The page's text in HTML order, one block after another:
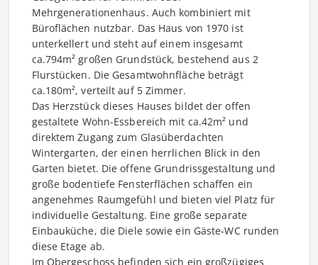
Mehrgenerationenhaus. Auch kombiniert mit
Büroflächen nutzbar. Das Haus von 1970 ist
unterkellert und steht auf einem insgesamt
ca.794m² großen Grundstück, bestehend aus 2
Flurstücken. Die Gesamtwohnfläche beträgt
ca.180m², verteilt auf 5 Zimmer.
Das Herzstück dieses Hauses bildet der offen
gestaltete Wohn-Essbereich mit ca.42m² und
direktem Zugang zum Glasüberdachten
Wintergarten, der einen herrlichen Blick in den
Garten bietet. Die offene Grundrissgestaltung und
große bodentiefe Fensterflächen schaffen ein
angenehmes Raumgefühl und bieten viel Platz für
individuelle Gestaltung. Eine große separate
Einbauküche, die Diele sowie ein Gäste-WC runden
diese Etage ab.
Im Obergeschoss befinden sich ein großzügiges